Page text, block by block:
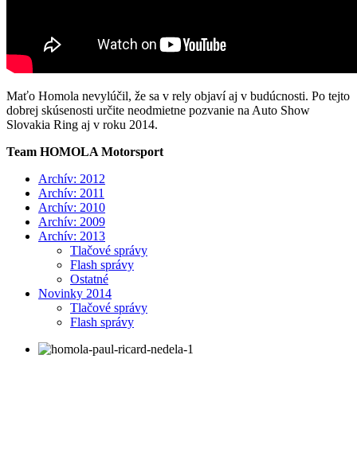
Maťo Homola nevylúčil, že sa v rely objaví aj v budúcnosti. Po tejto
dobrej skúsenosti určite neodmietne pozvanie na Auto Show
Slovakia Ring aj v roku 2014.
Team HOMOLA Motorsport
Archív: 2012
Archív: 2011
Archív: 2010
Archív: 2009
Archív: 2013
Tlačové správy
Flash správy
Ostatné
Novinky 2014
Tlačové správy
Flash správy